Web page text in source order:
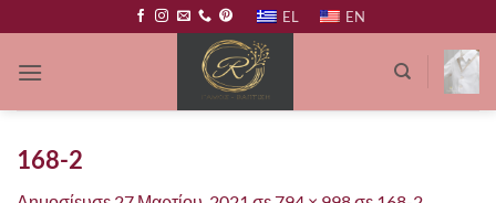
στο
περιεχόμενο
EL EN
168-2